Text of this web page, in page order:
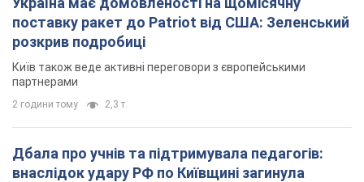
поставку ракет до Patriot від США: Зеленський
розкрив подробиці
Київ також веде активні переговори з європейськими
партнерами
2 години тому 2,3 т.
Дбала про учнів та підтримувала педагогів:
внаслідок удару РФ по Київщині загинула